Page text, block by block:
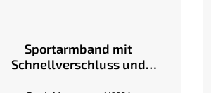
Sportarmband mit
Schnellverschluss und